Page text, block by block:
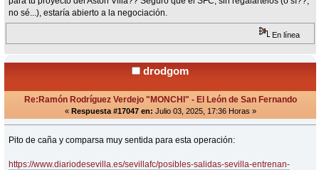
no sé...), estaría abierto a la negociación.
En línea
drodgom
Re:Ramón Rodríguez Verdejo "MONCHI" - El León de San Fernando
« Respuesta #17047 en: Julio 03, 2025, 17:36 Horas »
Pito de caña y comparsa muy sentida para esta operación:
https://www.diariodesevilla.es/sevillafc/posibles-salidas-sevilla-entrenan-